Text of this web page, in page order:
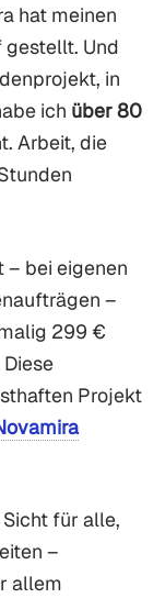
hat meinen
Und
in
ich über 80
Arbeit, die
– bei eigenen
–
299 €
Projekt
für alle,
–
allem